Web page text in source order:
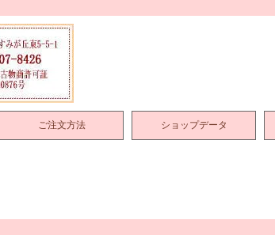
ご注文方法 ショップデータ